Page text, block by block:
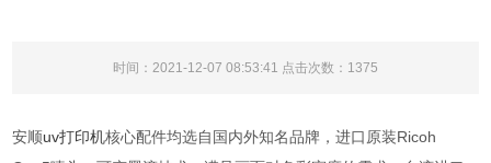
时间：2021-12-07 08:53:41 点击次数： 1375
安顺uv打印机核心配件均选自国内外知名品牌，进口原装Ricoh